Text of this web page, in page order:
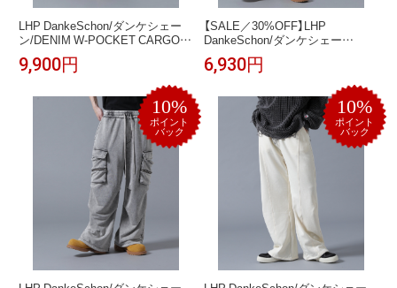
LHP DankeSchon/ダンケシェー
ン/DENIM W-POCKET CARGO
PANTS エルエイチピー パンツ そ
の他のパンツ グレー ブラック【送
9,900円
【SALE／30%OFF】LHP
DankeSchon/ダンケシェー
ン/DESTROY DENIM SHORTS
エルエイチピー パンツ その他の
パンツ ブラック グレー【送料無
料】
6,930円
10%
ポイント
バック
10%
ポイント
バック